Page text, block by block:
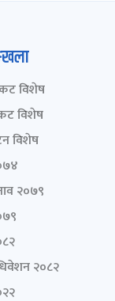
विशेष
विशेष
विशेष
२०७९
२०८२